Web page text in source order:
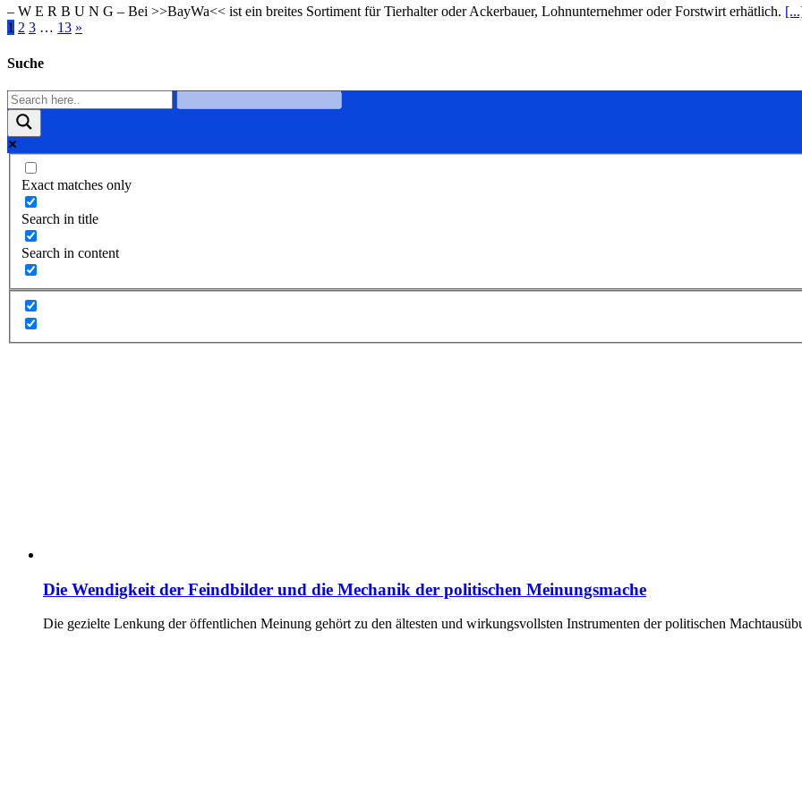
– W Ε R Β U Ν G – Bei >>BayWa<< ist ein breites Sortiment für Tierhalter oder Ackerbauer, Lohnunternehmer oder Forstwirt erhätlich.
1 2 3 … 13 »
Suche
Exact matches only
Search in title
Search in content
Die Wendigkeit der Feindbilder und die Mechanik der politischen Meinungsmache
Die gezielte Lenkung der öffentlichen Meinung gehört zu den ältesten und wirkungsvollsten Instrumenten der politischen